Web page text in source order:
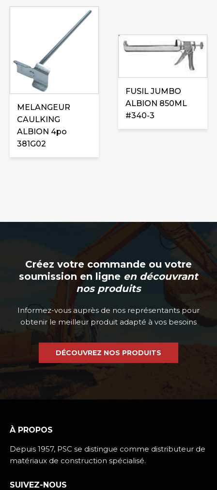
MELANGEUR
CAULKING
ALBION 4po
381G02
FUSIL JUMBO
ALBION 850ML
#340-3
Créez votre commande ou votre
soumission en ligne en découvrant
nos produits
Informez-vous auprès de nos représentants pour
obtenir le meilleur produit adapté à vos besoins
DÉCOUVREZ NOS PRODUITS
À PROPOS
Depuis 1957, PSC se distingue comme distributeur de
matériaux de construction spécialisé.
SUIVEZ-NOUS